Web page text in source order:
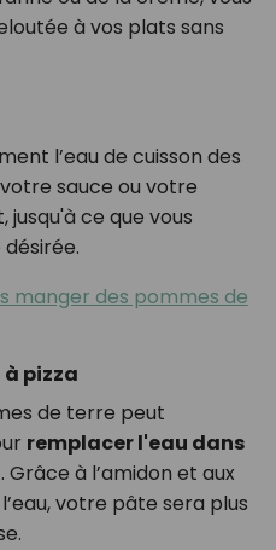
à vos plats sans
l’eau de cuisson des
sauce ou votre
ce que vous
manger des pommes de
à pizza
de terre peut
remplacer l'eau dans
. Grâce à l’amidon et aux
votre pâte sera plus